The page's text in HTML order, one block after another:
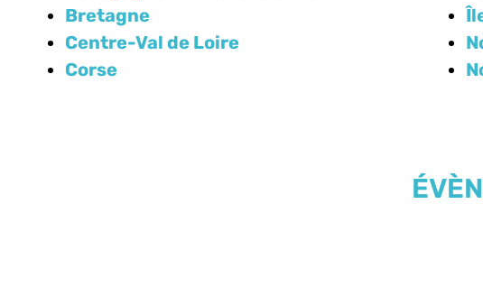
Bretagne
Centre-Val de Loire
Corse